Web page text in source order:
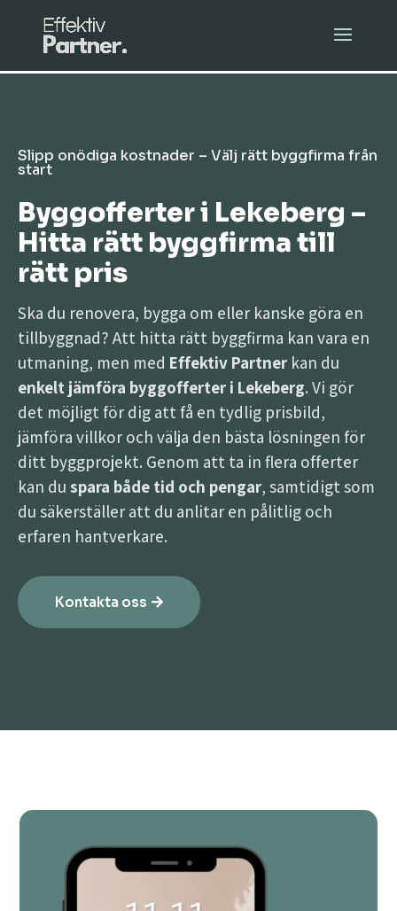
Slipp onödiga kostnader – Välj rätt byggfirma från
start
Byggofferter i Lekeberg –
Hitta rätt byggfirma till
rätt pris
Ska du renovera, bygga om eller kanske göra en
tillbyggnad? Att hitta rätt byggfirma kan vara en
utmaning, men med Effektiv Partner kan du
enkelt jämföra byggofferter i Lekeberg. Vi gör
det möjligt för dig att få en tydlig prisbild,
jämföra villkor och välja den bästa lösningen för
ditt byggprojekt. Genom att ta in flera offerter
kan du spara både tid och pengar, samtidigt som
du säkerställer att du anlitar en pålitlig och
erfaren hantverkare.
Kontakta oss